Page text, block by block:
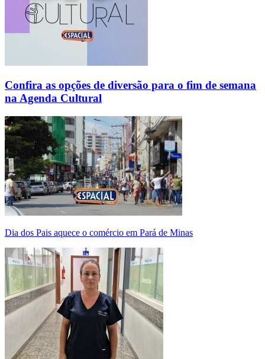
Confira as opções de diversão para o fim de semana
na Agenda Cultural
Dia dos Pais aquece o comércio em Pará de Minas